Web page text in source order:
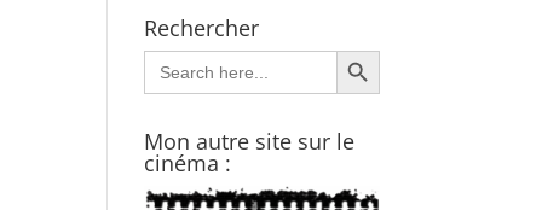
Rechercher
Search
for:
Search Button
Mon autre site sur le
cinéma :